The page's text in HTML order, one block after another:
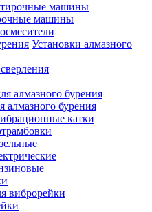
машины
машины
Установки алмазного
алмазного бурения
алмазного бурения
катки
виброрейки